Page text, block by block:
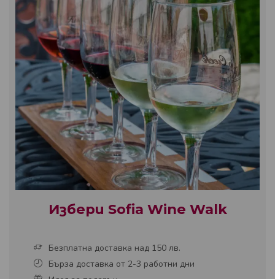
Избери Sofia Wine Walk
Безплатна доставка над 150 лв.
Бърза доставка от 2-3 работни дни